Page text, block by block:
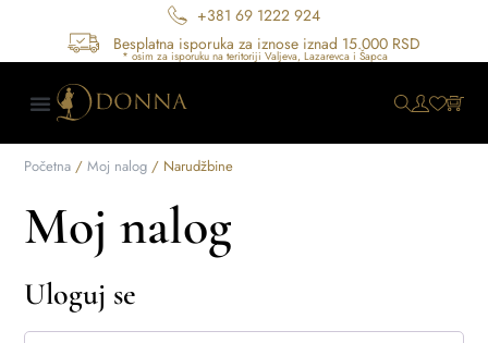
+381 69 1222 924
Besplatna isporuka za iznose iznad 15.000 RSD
Početna /Moj nalog / Narudžbine
Moj nalog
Uloguj se